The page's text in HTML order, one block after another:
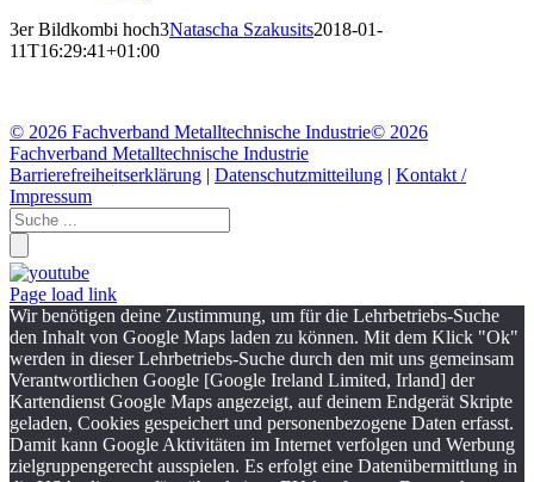
3er Bildkombi hoch3Natascha Szakusits2018-01-
11T16:29:41+01:00
© 2026 Fachverband Metalltechnische Industrie© 2026
Fachverband Metalltechnische Industrie
Barrierefreiheitserklärung | Datenschutzmitteilung | Kontakt /
Impressum
Page load link
Wir benötigen deine Zustimmung, um für die Lehrbetriebs-Suche
den Inhalt von Google Maps laden zu können. Mit dem Klick "Ok"
werden in dieser Lehrbetriebs-Suche durch den mit uns gemeinsam
Verantwortlichen Google [Google Ireland Limited, Irland] der
Kartendienst Google Maps angezeigt, auf deinem Endgerät Skripte
geladen, Cookies gespeichert und personenbezogene Daten erfasst.
Damit kann Google Aktivitäten im Internet verfolgen und Werbung
zielgruppengerecht ausspielen. Es erfolgt eine Datenübermittlung in